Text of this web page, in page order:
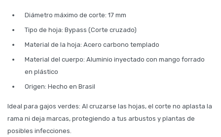
Diámetro máximo de corte: 17 mm
Tipo de hoja: Bypass (Corte cruzado)
Material de la hoja: Acero carbono templado
Material del cuerpo: Aluminio inyectado con mango forrado
en plástico
Origen: Hecho en Brasil
Ideal para gajos verdes: Al cruzarse las hojas, el corte no aplasta la
rama ni deja marcas, protegiendo a tus arbustos y plantas de
posibles infecciones.